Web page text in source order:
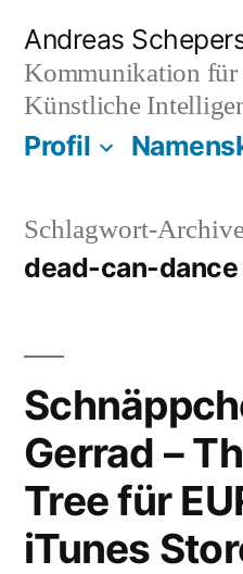
Inhalt
springen
Andreas
Kommunikation für
Künstliche
Profil
Schlagwort-
dead-can-dance
Gerrad –
Tree für
iTunes